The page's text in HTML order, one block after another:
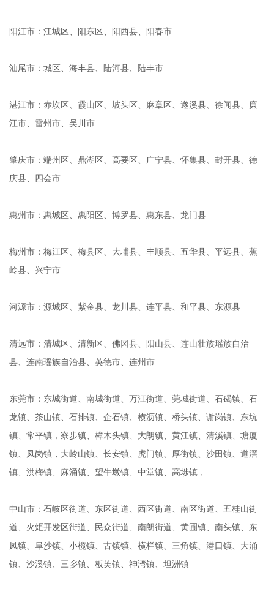
阳江市：江城区、阳东区、阳西县、阳春市
汕尾市：城区、海丰县、陆河县、陆丰市
湛江市：赤坎区、霞山区、坡头区、麻章区、遂溪县、徐闻县、廉
江市、雷州市、吴川市
肇庆市：端州区、鼎湖区、高要区、广宁县、怀集县、封开县、德
庆县、四会市
惠州市：惠城区、惠阳区、博罗县、惠东县、龙门县
梅州市：梅江区、梅县区、大埔县、丰顺县、五华县、平远县、蕉
岭县、兴宁市
河源市：源城区、紫金县、龙川县、连平县、和平县、东源县
清远市：清城区、清新区、佛冈县、阳山县、连山壮族瑶族自治
县、连南瑶族自治县、英德市、连州市
东莞市：东城街道、南城街道、万江街道、莞城街道、石碣镇、石
龙镇、茶山镇、石排镇、企石镇、横沥镇、桥头镇、谢岗镇、东坑
镇、常平镇，寮步镇、樟木头镇、大朗镇、黄江镇、清溪镇、塘厦
镇、凤岗镇，大岭山镇、长安镇、虎门镇、厚街镇、沙田镇、道滘
镇、洪梅镇、麻涌镇、望牛墩镇、中堂镇、高埗镇，
中山市：石岐区街道、东区街道、西区街道、南区街道、五桂山街
道、火炬开发区街道、民众街道、南朗街道、黄圃镇、南头镇、东
凤镇、阜沙镇、小榄镇、古镇镇、横栏镇、三角镇、港口镇、大涌
镇、沙溪镇、三乡镇、板芙镇、神湾镇、坦洲镇